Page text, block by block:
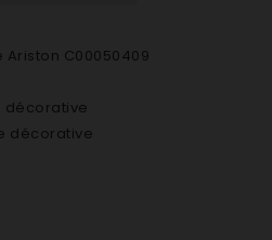
C00050409
décorative
décorative